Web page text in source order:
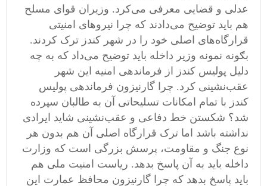
عدلی و قضایی معرفی می‌کرد. وزیران قوای مسلح
هم باید توضیح می‌دادند که چرا نیروهای امنیتی
قرارگاه‌های اصلی خود را در شهر کندز ترک کردند.
بګونه نمونه وزیر داخله باید توضیح می‌داد که به چه
دلیل پولیس کندز از فرماندهی امنیه این شهر
عقب‌نشینی کرد. چرا گارنیزون فرماندهی پولیس
کندز با تمام امکانات تسلیحاتی آن به طالبان سپرده
شد؟ شکستن خط دفاعی و عقب‌نشینی شاید ایرادی
نداشته باشد اما ترک قرارگاه اصلی آن هم بدون هر
نوع جنگ و مقاومت، پرسش بزرگی است که وزارت
داخله باید به آن پاسخ بدهد. ریاست امنیت ملی هم
باید پاسخ بدهد که چرا گارنیزون محافظ عمارت این